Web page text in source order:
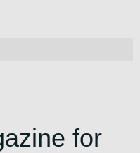
for